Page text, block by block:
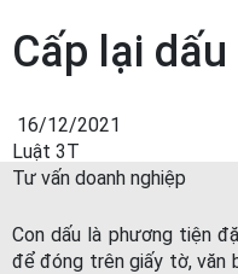
Cấp lại
16/12/2021
Luật 3T
Tư vấn doanh nghiệp
Con dấu là phương tiện
để đóng trên giấy tờ, văn